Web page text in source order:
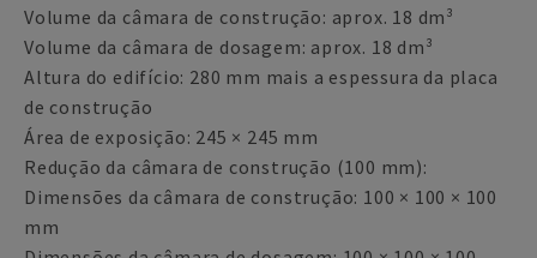
Volume da câmara de construção: aprox. 18 dm³
Volume da câmara de dosagem: aprox. 18 dm³
Altura do edifício: 280 mm mais a espessura da placa
de construção
Área de exposição: 245 × 245 mm
Redução da câmara de construção (100 mm):
Dimensões da câmara de construção: 100 × 100 × 100
mm